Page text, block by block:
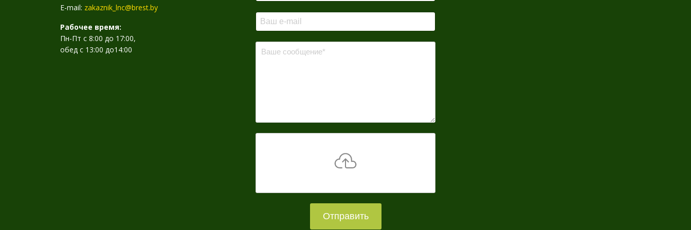
E-mail: zakaznik_lnc@brest.by
Рабочее время:
Пн-Пт с 8:00 до 17:00,
обед с 13:00 до14:00
Отправить